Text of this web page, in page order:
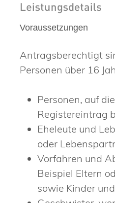
Leistungsdetails
Voraussetzungen
Antragsberechtigt
Personen über 16
Personen, auf
Registereintrag
Eheleute und
oder
Vorfahren und
Beispiel Eltern
sowie Kinder